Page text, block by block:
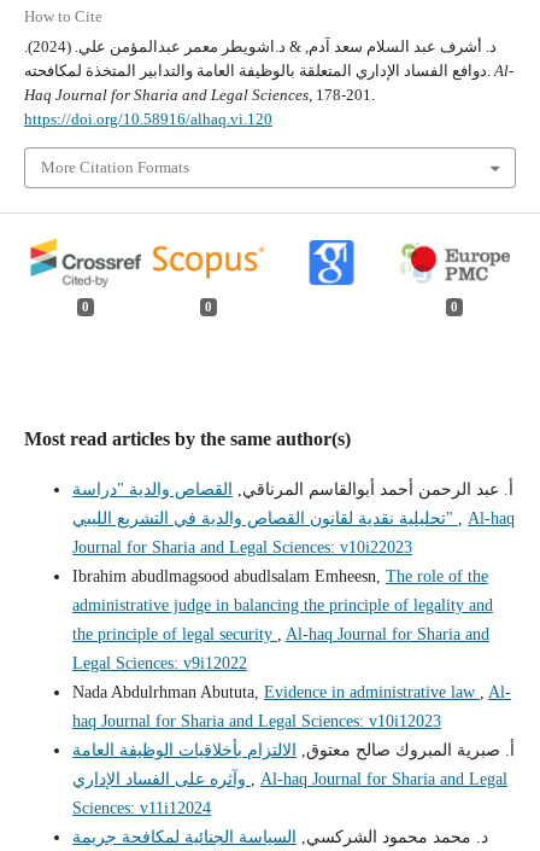
How to Cite
د. أشرف عبد السلام سعد آدم, & د.اشويطر معمر عبدالمؤمن علي. (2024).
Al-
Haq Journal for Sharia and Legal Sciences, 178-201.
https://doi.org/10.58916/alhaq.vi.120
More Citation Formats
0 0 0
Most read articles by the same author(s)
أ. عبد الرحمن أحمد أبوالقاسم المرناقي, القصاص والدية "دراسة
تحليلية نقدية لقانون القصاص والدية في التشريع الليبي"
Al-haq
Journal for Sharia and Legal Sciences: v10i22023
Ibrahim abudlmagsood abudlsalam Emheesn, The role of the
administrative judge in balancing the principle of legality and
the principle of legal security
Al-haq Journal for Sharia and
Legal Sciences: v9i12022
Nada Abdulrhman Abututa, Evidence in administrative law
Al-
haq Journal for Sharia and Legal Sciences: v10i12023
أ‌. صبرية المبروك صالح معتوق, الالتزام بأخلاقيات الوظيفة العامة
Al-haq Journal for Sharia and Legal
Sciences: v11i12024
د. محمد محمود الشركسي, السياسة الجنائية لمكافحة جريمة